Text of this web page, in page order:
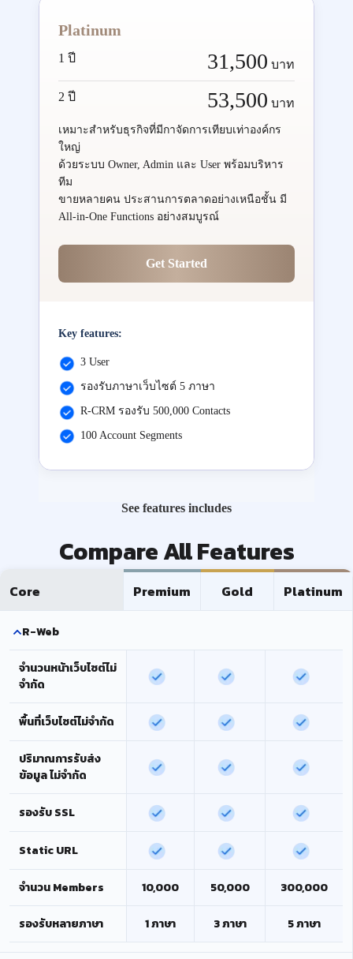
Platinum
1 ปี 31,500 บาท
2 ปี 53,500 บาท
เหมาะสำหรับธุรกิจที่มีกาจัดการเทียบเท่าองค์กร
ใหญ่
ด้วยระบบ Owner, Admin และ User พร้อมบริหาร
ทีม
ขายหลายคน ประสานการตลาดอย่างเหนือชั้น มี
All-in-One Functions อย่างสมบูรณ์
Get Started
Key features:
3 User
รองรับภาษาเว็บไซต์ 5 ภาษา
R-CRM รองรับ 500,000 Contacts
100 Account Segments
See features includes
Compare All Features
Core Premium Gold Platinum
R-Web
จำนวนหน้าเว็บไซต์ไม่
จำกัด
พื้นที่เว็บไซต์ไม่จำกัด
ปริมาณการรับส่ง
ข้อมูล ไม่จำกัด
รองรับ SSL
Static URL
จำนวน Members 10,000 50,000 300,000
รองรับหลายภาษา 1 ภาษา 3 ภาษา 5 ภาษา